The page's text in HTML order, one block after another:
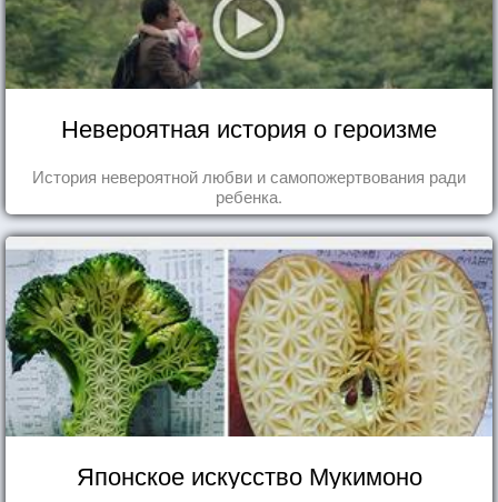
Невероятная история о героизме
История невероятной любви и самопожертвования ради
ребенка.
Японское искусство Мукимоно